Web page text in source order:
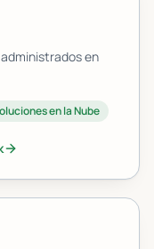
en
en la Nube